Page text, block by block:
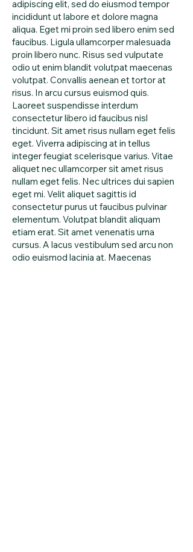
adipiscing elit, sed do eiusmod tempor
incididunt ut labore et dolore magna
aliqua. Eget mi proin sed libero enim sed
faucibus. Ligula ullamcorper malesuada
proin libero nunc. Risus sed vulputate
odio ut enim blandit volutpat maecenas
volutpat. Convallis aenean et tortor at
risus. In arcu cursus euismod quis.
Laoreet suspendisse interdum
consectetur libero id faucibus nisl
tincidunt. Sit amet risus nullam eget felis
eget. Viverra adipiscing at in tellus
integer feugiat scelerisque varius. Vitae
aliquet nec ullamcorper sit amet risus
nullam eget felis. Nec ultrices dui sapien
eget mi. Velit aliquet sagittis id
consectetur purus ut faucibus pulvinar
elementum. Volutpat blandit aliquam
etiam erat. Sit amet venenatis urna
cursus. A lacus vestibulum sed arcu non
odio euismod lacinia at. Maecenas